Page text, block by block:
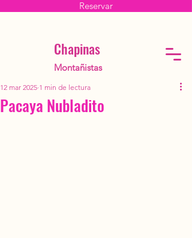
Reservar
Chapinas
Montañistas
Pacaya Nubladito
12 mar 2025 1 min de lectura